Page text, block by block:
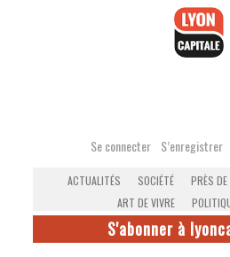
Se connecter S’enregistrer
ACTUALITÉS SOCIÉTÉ PRÈS
ART DE VIVRE
S'abonner à